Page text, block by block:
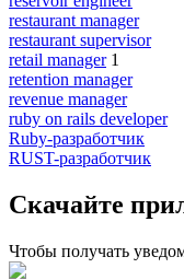
restaurant manager
restaurant supervisor
retail manager 1
retention manager
revenue manager
ruby on rails developer
Ruby-разработчик
RUST-разработчик
Скачайте
Чтобы получать